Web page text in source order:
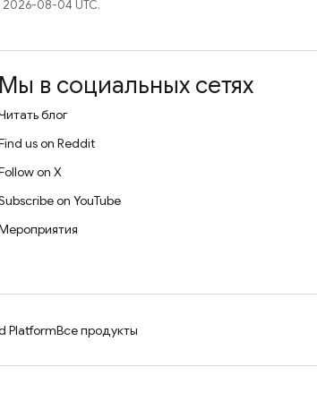
2026-08-04 UTC.
Мы в социальных сетях
блог
us on Reddit
on X
on YouTube
PlatformВсе продукты